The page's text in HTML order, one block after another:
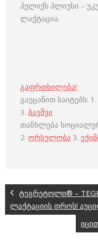
ჰელიქს პლიუსი –
ლაქტაცია.
გაფრთხილება!
გაეცანით საიტებს: 1.
3. ბავშვი
თანხლება
2. ორსულობა 3.
ტეგრეტოლი® –
ლაქტაციის დროს!